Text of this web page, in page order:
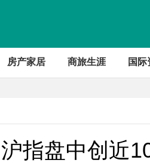
房产家居 商旅生涯 国际
沪指盘中创近